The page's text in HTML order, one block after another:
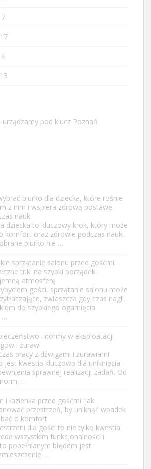
urządzamy pod klucz Poznań
biurko dla dziecka, które rośnie
z nim i wspiera zdrową postawę
nauki
dziecka to kluczowy krok, który może
komfort oraz zdrowie podczas nauki.
biurko nie …
sprzątanie salonu przed gośćmi:
triki na szybki porządek i
atmosferę
gości, sprzątanie salonu może
zwłaszcza gdy czas nagli.
do szybkiego ogarnięcia
…
i normy w eksploatacji
i żurawi
pracy z dźwigami i żurawiami
jest kwestią kluczową dla uniknięcia
sprawnej realizacji zadań. Od
…
i łazienka przed gośćmi: jak
przestrzeń, by uniknąć wpadek
o komfort
dla gości to nie tylko kwestia
wszystkim funkcjonalności i
popełnianym błędem jest
…